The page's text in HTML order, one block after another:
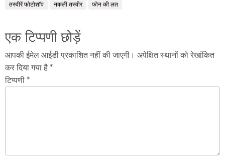
तस्वीरें फोटोशॉप नकली तस्वीर फोन की लत
एक टिप्पणी छोड़ें
आपकी ईमेल आईडी प्रकाशित नहीं की जाएगी। अपेक्षित स्थानों को रेखांकित
कर दिया गया है *
टिप्पणी *